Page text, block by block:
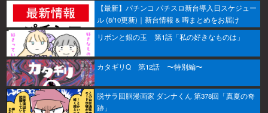
【最新】パチンコ パチスロ新台導入日スケジュー
ル (8/10更新)｜新台情報 & 噂まとめをお届け
リボンと銀の玉 第1話「私の好きなものは」
カタギリQ 第12話 〜特別編〜
脱サラ回胴漫画家 ダンナくん 第378回「真夏の奇
跡」